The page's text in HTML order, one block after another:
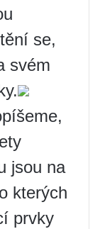
se,
svém
jsou na
kterých
prvky